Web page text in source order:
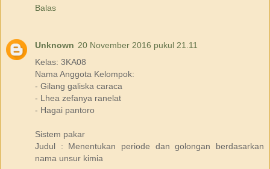
Balas
Unknown 20 November 2016 pukul 21.11
Kelas: 3KA08
Nama Anggota Kelompok:
- Gilang galiska caraca
- Lhea zefanya ranelat
- Hagai pantoro
Sistem pakar
Judul : Menentukan periode dan golongan berdasarkan
nama unsur kimia